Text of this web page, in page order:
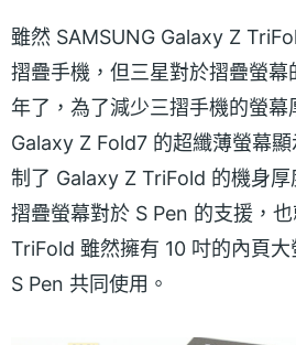
雖然 SAMSUNG Galaxy Z
摺疊手機，但三星對於摺疊螢
年了，為了減少三摺手機的螢幕
Galaxy Z Fold7 的超纖薄螢幕
制了 Galaxy Z TriFold 的機身厚
摺疊螢幕對於 S Pen 的支援，
TriFold 雖然擁有 10 吋的內頁
S Pen 共同使用。